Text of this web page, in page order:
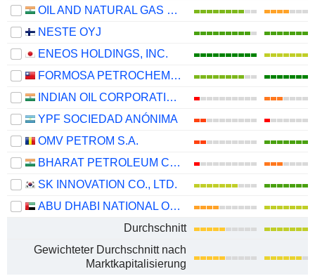
OIL AND NATURAL GAS CORPORATION LIMITED
NESTE OYJ
ENEOS HOLDINGS, INC.
FORMOSA PETROCHEMICAL CORPORATION
INDIAN OIL CORPORATION LIMITED
YPF SOCIEDAD ANÓNIMA
OMV PETROM S.A.
BHARAT PETROLEUM CORPORATION LIMITED
SK INNOVATION CO., LTD.
ABU DHABI NATIONAL OIL COMPANY FOR DISTRIBUTION
Durchschnitt
Gewichteter Durchschnitt nach
Marktkapitalisierung